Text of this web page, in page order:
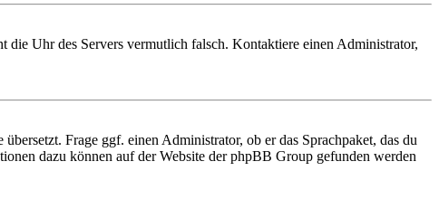
die Uhr des Servers vermutlich falsch. Kontaktiere einen Administrator,
Frage ggf. einen Administrator, ob er das Sprachpaket, das du
dazu können auf der Website der phpBB Group gefunden werden